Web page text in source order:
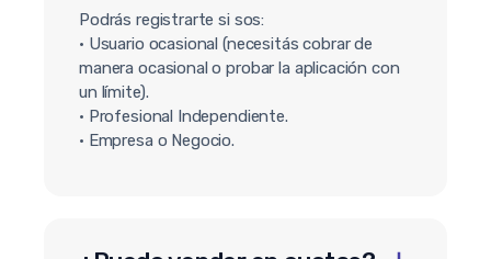
Podrás registrarte si sos:
• Usuario ocasional (necesitás cobrar de
manera ocasional o probar la aplicación con
un límite).
• Profesional Independiente.
• Empresa o Negocio.